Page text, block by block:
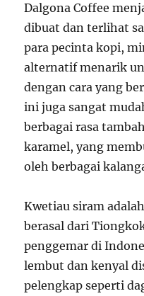
Dalgona Coffee
dibuat dan terlihat
para pecinta kopi,
alternatif menarik
dengan cara yang
ini juga sangat
berbagai rasa
karamel, yang
oleh berbagai
Kwetiau siram
berasal dari
penggemar di
lembut dan kenyal
pelengkap seperti